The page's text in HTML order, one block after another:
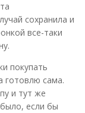
сохранила и
все-таки
покупать
готовлю сама.
и тут же
если бы